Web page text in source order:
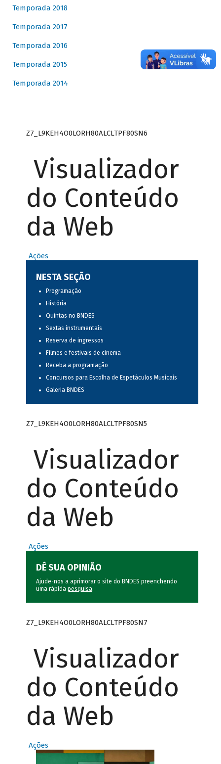
Temporada 2018
Temporada 2017
Temporada 2016
Temporada 2015
Temporada 2014
Z7_L9KEH4O0LORH80ALCLTPF80SN6
Visualizador
do Conteúdo
da Web
Ações
NESTA SEÇÃO
Programação
História
Quintas no BNDES
Sextas instrumentais
Reserva de ingressos
Filmes e festivais de cinema
Receba a programação
Concursos para Escolha de Espetáculos Musicais
Galeria BNDES
Z7_L9KEH4O0LORH80ALCLTPF80SN5
Visualizador
do Conteúdo
da Web
Ações
DÊ SUA OPINIÃO
Ajude-nos a aprimorar o site do BNDES preenchendo
uma rápida pesquisa.
Z7_L9KEH4O0LORH80ALCLTPF80SN7
Visualizador
do Conteúdo
da Web
Ações